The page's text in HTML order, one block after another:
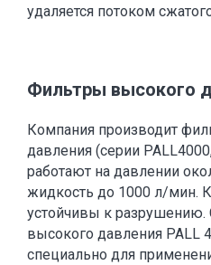
удаляется потоком
Фильтры высокого
Компания производит
давления (серии
работают на давлении
жидкость до 1000 л/мин.
устойчивы к разрушению.
высокого давления PALL
специально для